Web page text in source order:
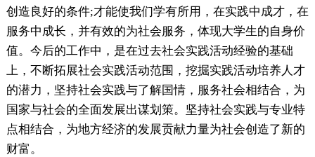
创造良好的条件;才能使我们学有所用，在实践中成才，在
服务中成长，并有效的为社会服务，体现大学生的自身价
值。今后的工作中，是在过去社会实践活动经验的基础
上，不断拓展社会实践活动范围，挖掘实践活动培养人才
的潜力，坚持社会实践与了解国情，服务社会相结合，为
国家与社会的全面发展出谋划策。坚持社会实践与专业特
点相结合，为地方经济的发展贡献力量为社会创造了新的
财富。